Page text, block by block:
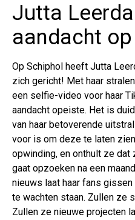
Jutta
aandacht
Op Schiphol heeft Jutta
zich gericht! Met haar
een selfie-video voor haar
aandacht opeiste. Het is
van haar betoverende
voor is om deze te laten
opwinding, en onthult ze
gaat opzoeken na een
nieuws laat haar fans
te wachten staan. Zullen ze
Zullen ze nieuwe projecten